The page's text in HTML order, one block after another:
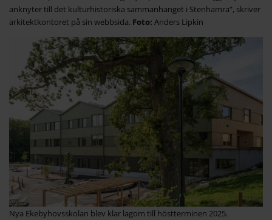
anknyter till det kulturhistoriska sammanhanget i Stenhamra", skriver
arkitektkontoret på sin webbsida.
Anders Lipkin
Nya Ekebyhovsskolan blev klar lagom till höstterminen 2025.